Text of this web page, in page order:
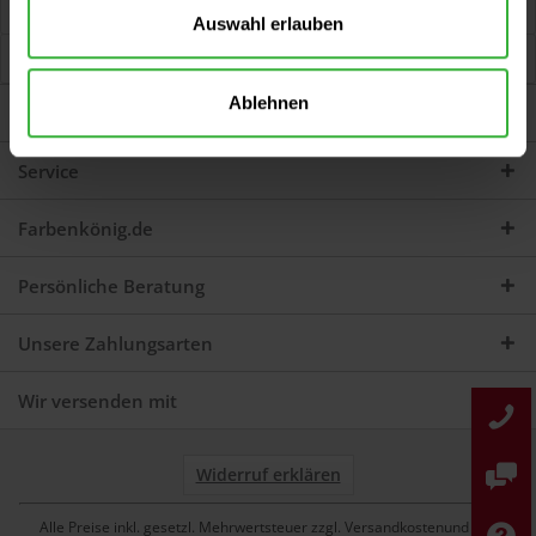
Auswahl erlauben
Ablehnen
Kunden kauften auch
Darum sind wir Farbenkönig
Service
Farbenkönig.de
Persönliche Beratung
Unsere Zahlungsarten
Wir versenden mit
Widerruf erklären
Alle Preise inkl. gesetzl. Mehrwertsteuer zzgl. Versandkostenund ggf.